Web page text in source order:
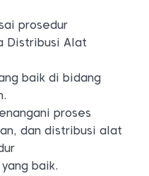
prosedur
Distribusi Alat
baik di bidang
proses
dan distribusi alat
baik.